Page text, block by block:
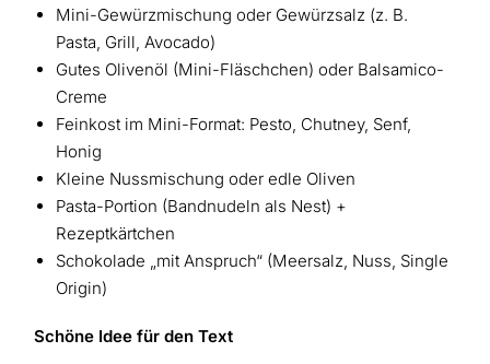
Mini-Gewürzmischung oder Gewürzsalz (z. B.
Pasta, Grill, Avocado)
Gutes Olivenöl (Mini-Fläschchen) oder Balsamico-
Creme
Feinkost im Mini-Format: Pesto, Chutney, Senf,
Honig
Kleine Nussmischung oder edle Oliven
Pasta-Portion (Bandnudeln als Nest) +
Rezeptkärtchen
Schokolade „mit Anspruch“ (Meersalz, Nuss, Single
Origin)
Schöne Idee für den Text